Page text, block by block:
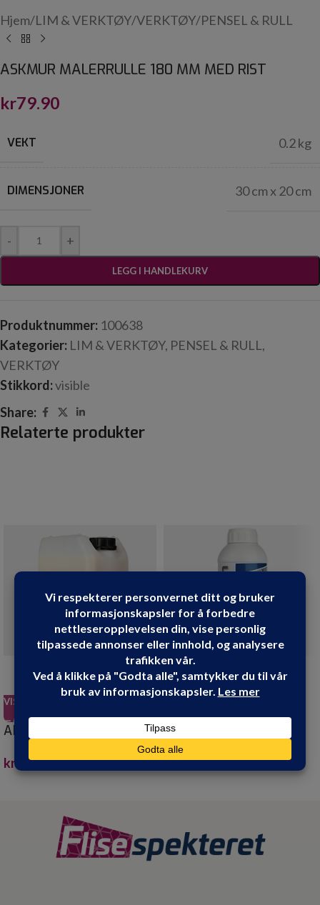
Hjem/LIM & VERKTØY/VERKTØY/PENSEL & RULL
ASKMUR MALERRULLE 180 MM MED RIST
kr79.90
VEKT 0.2 kg
DIMENSJONER 30 cm x 20 cm
- +
LEGG I HANDLEKURV
Produktnummer: 100638
Kategorier: LIM & VERKTØY, PENSEL & RULL,
VERKTØY
Stikkord:visible
Share:
Relaterte produkter
VIS PRODUKT
ANTI GRAFFITI 25L
kr 7,999.90
VIS PRODUKT
DESALIN C 1 LITER
kr299.90